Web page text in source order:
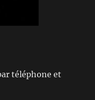
téléphone et